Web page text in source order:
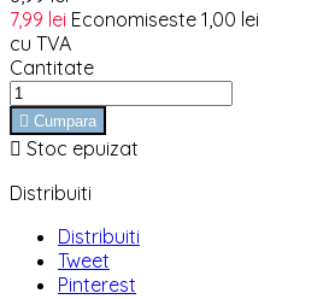
7,99 lei Economiseste 1,00 lei
cu TVA
Cantitate
 Cumpara
 Stoc epuizat
Distribuiti
Distribuiti
Tweet
Pinterest